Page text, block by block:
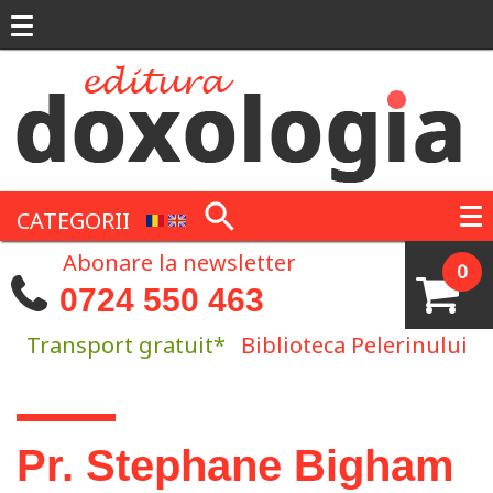
CATEGORII
0
Abonare la newsletter
0724 550 463
Transport gratuit* Biblioteca Pelerinului
Eşti aici
Pr. Stephane Bigham